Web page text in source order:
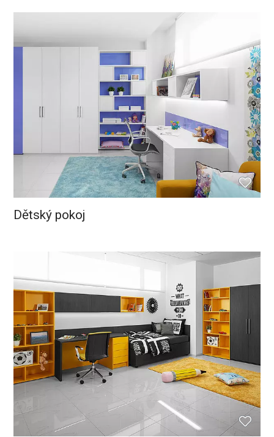
Dětský pokoj